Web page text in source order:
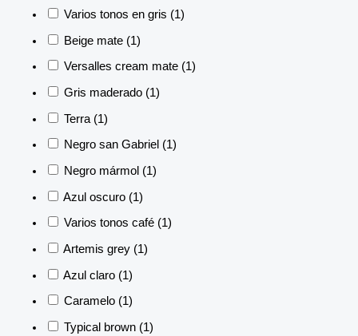
Varios tonos en gris (1)
Beige mate (1)
Versalles cream mate (1)
Gris maderado (1)
Terra (1)
Negro san Gabriel (1)
Negro mármol (1)
Azul oscuro (1)
Varios tonos café (1)
Artemis grey (1)
Azul claro (1)
Caramelo (1)
Typical brown (1)